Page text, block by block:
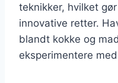
teknikker, hvilket
innovative retter.
blandt kokke og
eksperimentere